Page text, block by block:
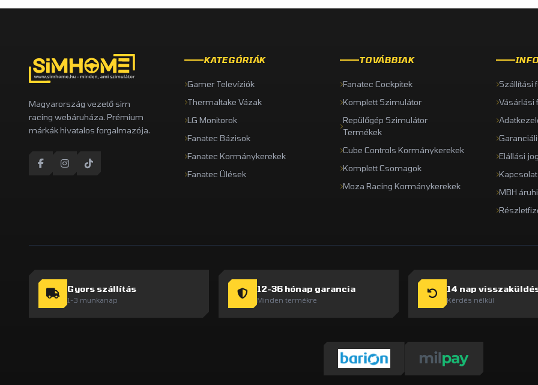
Magyarország vezető sim
racing webáruháza. Prémium
márkák hivatalos forgalmazója.
KATEGÓRIÁK
Gamer Televíziók
Thermaltake Vázak
LG Monitorok
Fanatec Bázisok
Fanatec Kormánykerekek
Fanatec Ülések
TOVÁBBIAK
Fanatec Cockpitek
Komplett Szimulátor
Repülőgép Szimulátor
Termékek
Cube Controls Kormánykerekek
Komplett Csomagok
Moza Racing Kormánykerekek
Szállítási
Vásárlási
Elállási jog
Kapcsolat
MBH
Gyors szállítás
1-3 munkanap
12-36 hónap garancia
Minden termékre
14 nap
Kérdés nélkül